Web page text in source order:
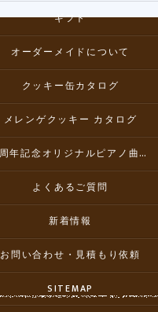
ギフト
オーダーメイドについて
クッキー缶カタログ
メレンゲクッキー カタログ
10周年記念オリジナルピアノ曲集CD
よくあるご質問
新着情報
お問い合わせ・見積もり依頼
SITEMAP